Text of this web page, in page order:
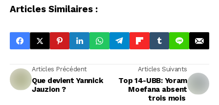
Articles Similaires :
Articles Précédent
Que devient Yannick
Jauzion ?
Articles Suivants
Top 14-UBB: Yoram
Moefana absent
trois mois